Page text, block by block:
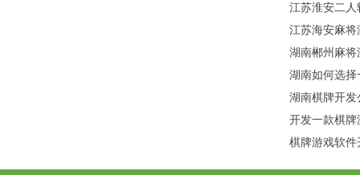
江苏淮安二
江苏海安麻
湖南郴州麻
湖南如何选
湖南棋牌开
开发一款棋
棋牌游戏软